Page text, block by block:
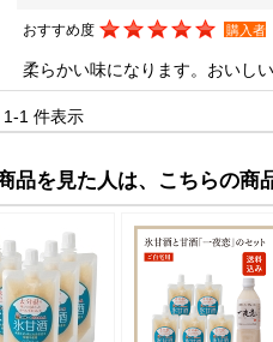
おすすめ度 購入者
柔らかい味になります。おいし
1-1 件表示
品を見た人は、こちらの商